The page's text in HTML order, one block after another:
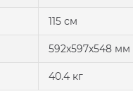
115 см
592x597x548 мм
40.4 кг